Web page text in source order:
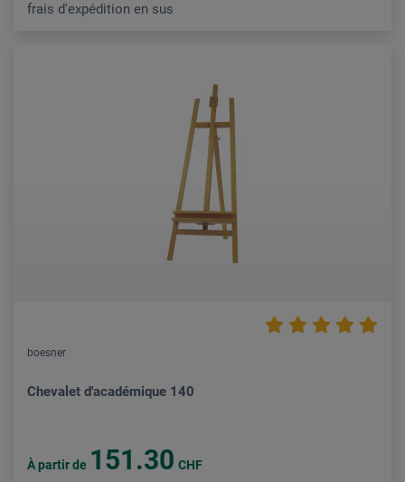
frais d'expédition en sus
boesner
Chevalet d'académique 140
À partir de 151.30 CHF